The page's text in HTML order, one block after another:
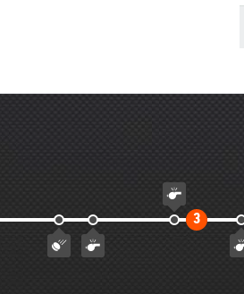
3Третий